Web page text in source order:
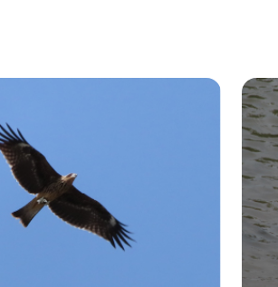
如旅途中总有美
近景